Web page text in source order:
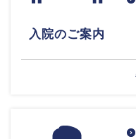
入院のご案内